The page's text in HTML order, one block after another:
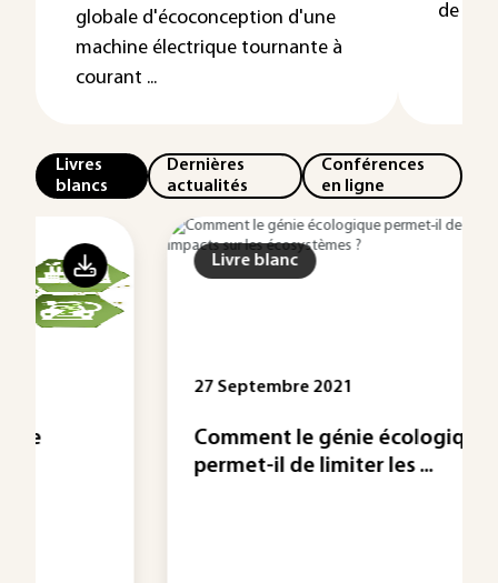
globale d'écoconception d'une
machine électrique tournante à
courant ...
de
Livres
blancs
Dernières
actualités
Conférences
en ligne
Livre blanc
27 Septembre 2021
Comment le génie écologique
permet-il de limiter les ...